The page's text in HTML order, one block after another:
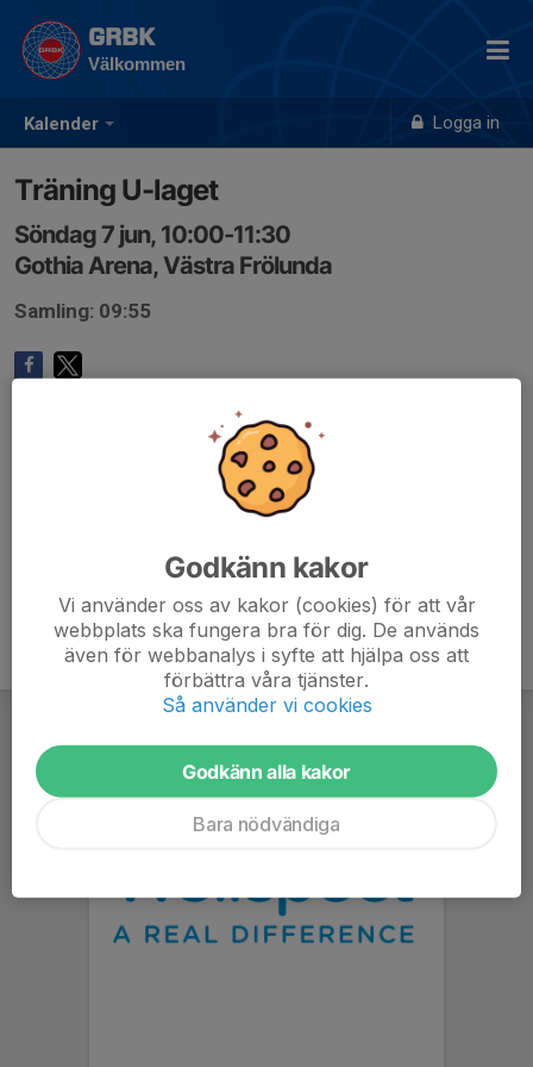
Kalender Logga in
GRBK
Välkommen
Träning U-laget
Söndag 7 jun, 10:00-11:30
Gothia Arena, Västra Frölunda
Samling: 09:55
Godkänn kakor
Vi använder oss av kakor (cookies) för att vår
webbplats ska fungera bra för dig. De används
även för webbanalys i syfte att hjälpa oss att
förbättra våra tjänster.
Så använder vi cookies
Godkänn alla kakor
Bara nödvändiga